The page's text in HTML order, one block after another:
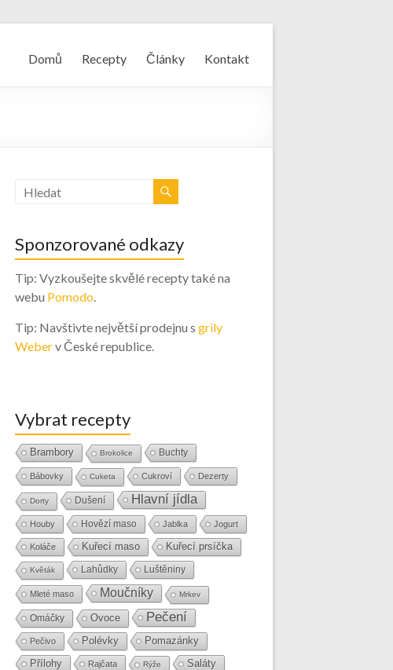
Domů Recepty Články Kontakt
Sponzorované odkazy
Tip: Vyzkoušejte skvělé recepty také na
webu Pomodo.
Tip: Navštivte největší prodejnu s grily
Weberv České republice.
Vybrat recepty
Brambory Brokolice Buchty
Bábovky Cuketa Cukroví Dezerty
Dorty Dušení Hlavní jídla
Houby Hovězí maso Jablka Jogurt
Koláče Kuřecí maso Kuřecí prsíčka
Květák Lahůdky Luštěniny
Mleté maso Moučníky Mrkev
Omáčky Ovoce Pečení
Pečivo Polévky Pomazánky
Přílohy Rajčata Rýže
Saláty